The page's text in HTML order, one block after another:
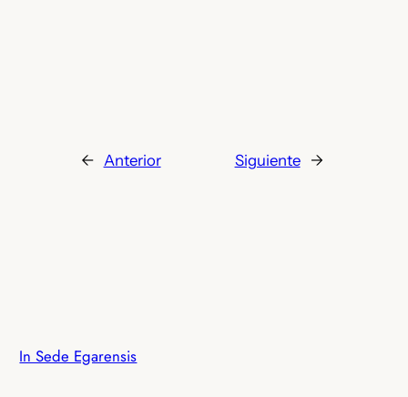
← Anterior Siguiente →
In Sede Egarensis